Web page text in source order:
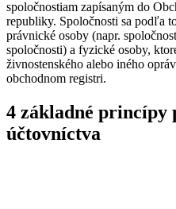
spoločnostiam zapísaným do
republiky. Spoločnosti sa podľa
právnické osoby (napr.
spoločnosti) a fyzické osoby,
živnostenského alebo iného
obchodnom registri.
4 základné princípy
účtovníctva